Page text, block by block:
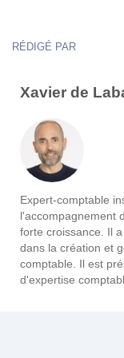
RÉDIGÉ PAR
Xavier de
Expert-comptable
l'accompagnement
forte croissance. Il
dans la création et
comptable. Il est
d'expertise